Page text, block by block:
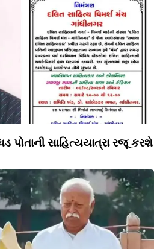
પોતાની સાહિત્યયાત્રા રજૂ કરશે